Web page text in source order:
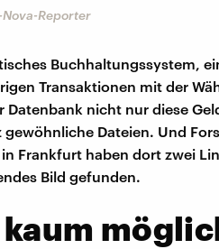
Reporter
Buchhaltungssystem,
Transaktionen mit der
Datenbank nicht nur diese
Dateien. Und
Frankfurt haben dort zwei
Bild gefunden.